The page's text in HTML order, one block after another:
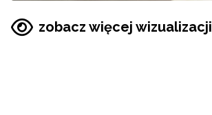
zobacz więcej wizualizacji